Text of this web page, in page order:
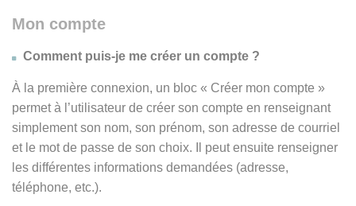
Mon compte
Comment puis-je me créer un compte ?
À la première connexion, un bloc « Créer mon compte »
permet à l’utilisateur de créer son compte en renseignant
simplement son nom, son prénom, son adresse de courriel
et le mot de passe de son choix. Il peut ensuite renseigner
les différentes informations demandées (adresse,
téléphone, etc.).